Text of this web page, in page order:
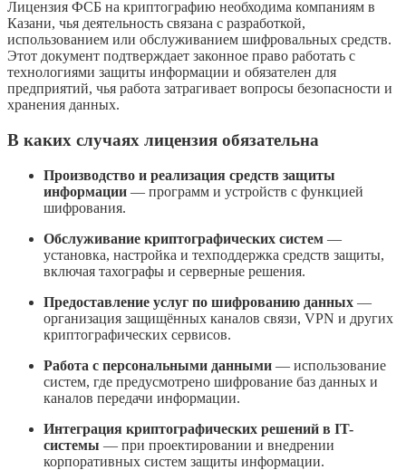
Лицензия ФСБ на криптографию необходима компаниям в
Казани, чья деятельность связана с разработкой,
использованием или обслуживанием шифровальных средств.
Этот документ подтверждает законное право работать с
технологиями защиты информации и обязателен для
предприятий, чья работа затрагивает вопросы безопасности и
хранения данных.
В каких случаях лицензия обязательна
Производство и реализация средств защиты
информации — программ и устройств с функцией
шифрования.
Обслуживание криптографических систем —
установка, настройка и техподдержка средств защиты,
включая тахографы и серверные решения.
Предоставление услуг по шифрованию данных —
организация защищённых каналов связи, VPN и других
криптографических сервисов.
Работа с персональными данными — использование
систем, где предусмотрено шифрование баз данных и
каналов передачи информации.
Интеграция криптографических решений в IT-
системы — при проектировании и внедрении
корпоративных систем защиты информации.